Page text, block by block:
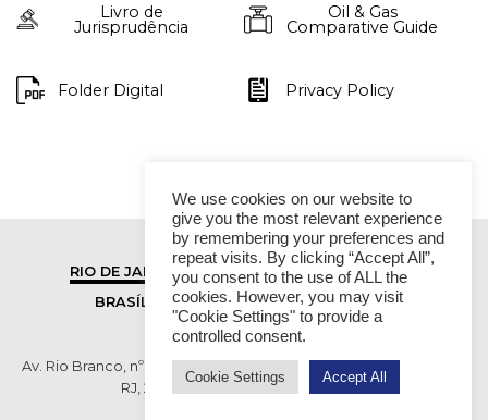
Livro de
Jurisprudência
Oil & Gas
Comparative Guide
Folder Digital Privacy Policy
RIO DE JANEIRO
SÃO PAULO
BRASÍLIA
VITÓRIA
Av. Rio Branco, nº 01, 14º andar - Ed. RB1- Centro, Rio de Janeiro -
RJ, 20090-003 TEL (55 21) 2276 6200
We use cookies on our website to
give you the most relevant experience
by remembering your preferences and
repeat visits. By clicking “Accept All”,
you consent to the use of ALL the
cookies. However, you may visit
"Cookie Settings" to provide a
controlled consent.
Cookie Settings Accept All